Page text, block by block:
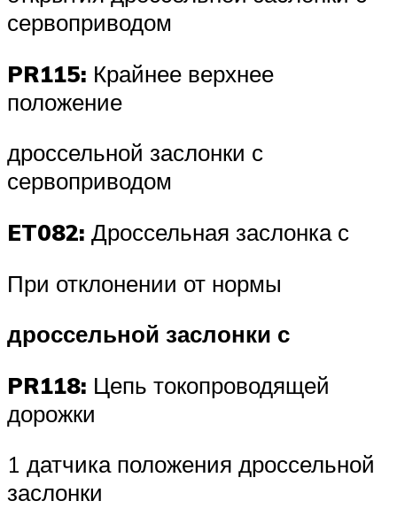
сервоприводом
PR115: Крайнее верхнее
положение
дроссельной заслонки с
сервоприводом
ET082: Дроссельная заслонка с
При отклонении от нормы
дроссельной заслонки с
PR118: Цепь токопроводящей
дорожки
1 датчика положения дроссельной
заслонки